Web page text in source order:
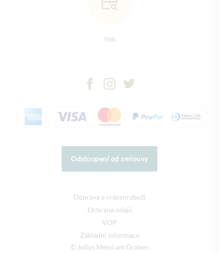
TISK
Odstoupení od smlouvy
Doprava a vrácení zboží
Ochrana údajů
VOP
Základní informace
© Julius Meinl am Graben